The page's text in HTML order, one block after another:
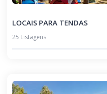
LOCAIS PARA TENDAS
25 Listagens